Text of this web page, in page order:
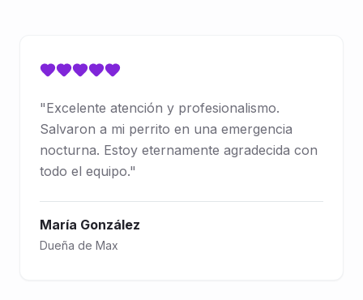
"Excelente atención y profesionalismo.
Salvaron a mi perrito en una emergencia
nocturna. Estoy eternamente agradecida con
todo el equipo."
María González
Dueña de Max